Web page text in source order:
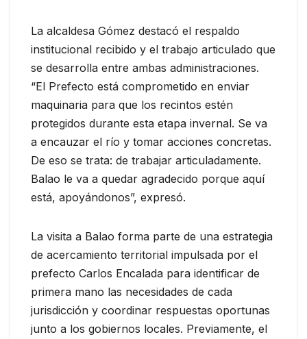
La alcaldesa Gómez destacó el respaldo
institucional recibido y el trabajo articulado que
se desarrolla entre ambas administraciones.
“El Prefecto está comprometido en enviar
maquinaria para que los recintos estén
protegidos durante esta etapa invernal. Se va
a encauzar el río y tomar acciones concretas.
De eso se trata: de trabajar articuladamente.
Balao le va a quedar agradecido porque aquí
está, apoyándonos”, expresó.
La visita a Balao forma parte de una estrategia
de acercamiento territorial impulsada por el
prefecto Carlos Encalada para identificar de
primera mano las necesidades de cada
jurisdicción y coordinar respuestas oportunas
junto a los gobiernos locales. Previamente, el